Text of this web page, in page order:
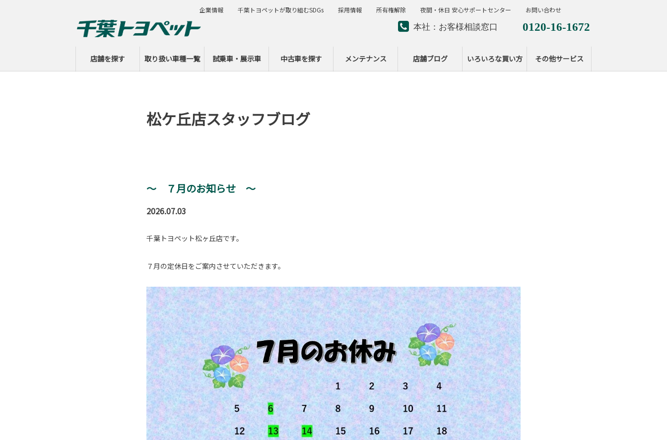
本社：お客様相談窓口 0120-16-1672
ー
店舗を探す 取り扱い車種一覧 試乗車・展示車 中古車を探す メンテナンス 店舗ブログ いろいろな買い方 その他サービス
企業情報 千葉トヨペットが取り組むSDGs 採用情報 所有権解除 夜間・休日 安心サポートセンター お問い合わせ
松ケ丘店スタッフブログ
～ ７月のお知らせ ～
2026.07.03
千葉トヨペット松ヶ丘店です。
７月の定休日をご案内させていただきます。